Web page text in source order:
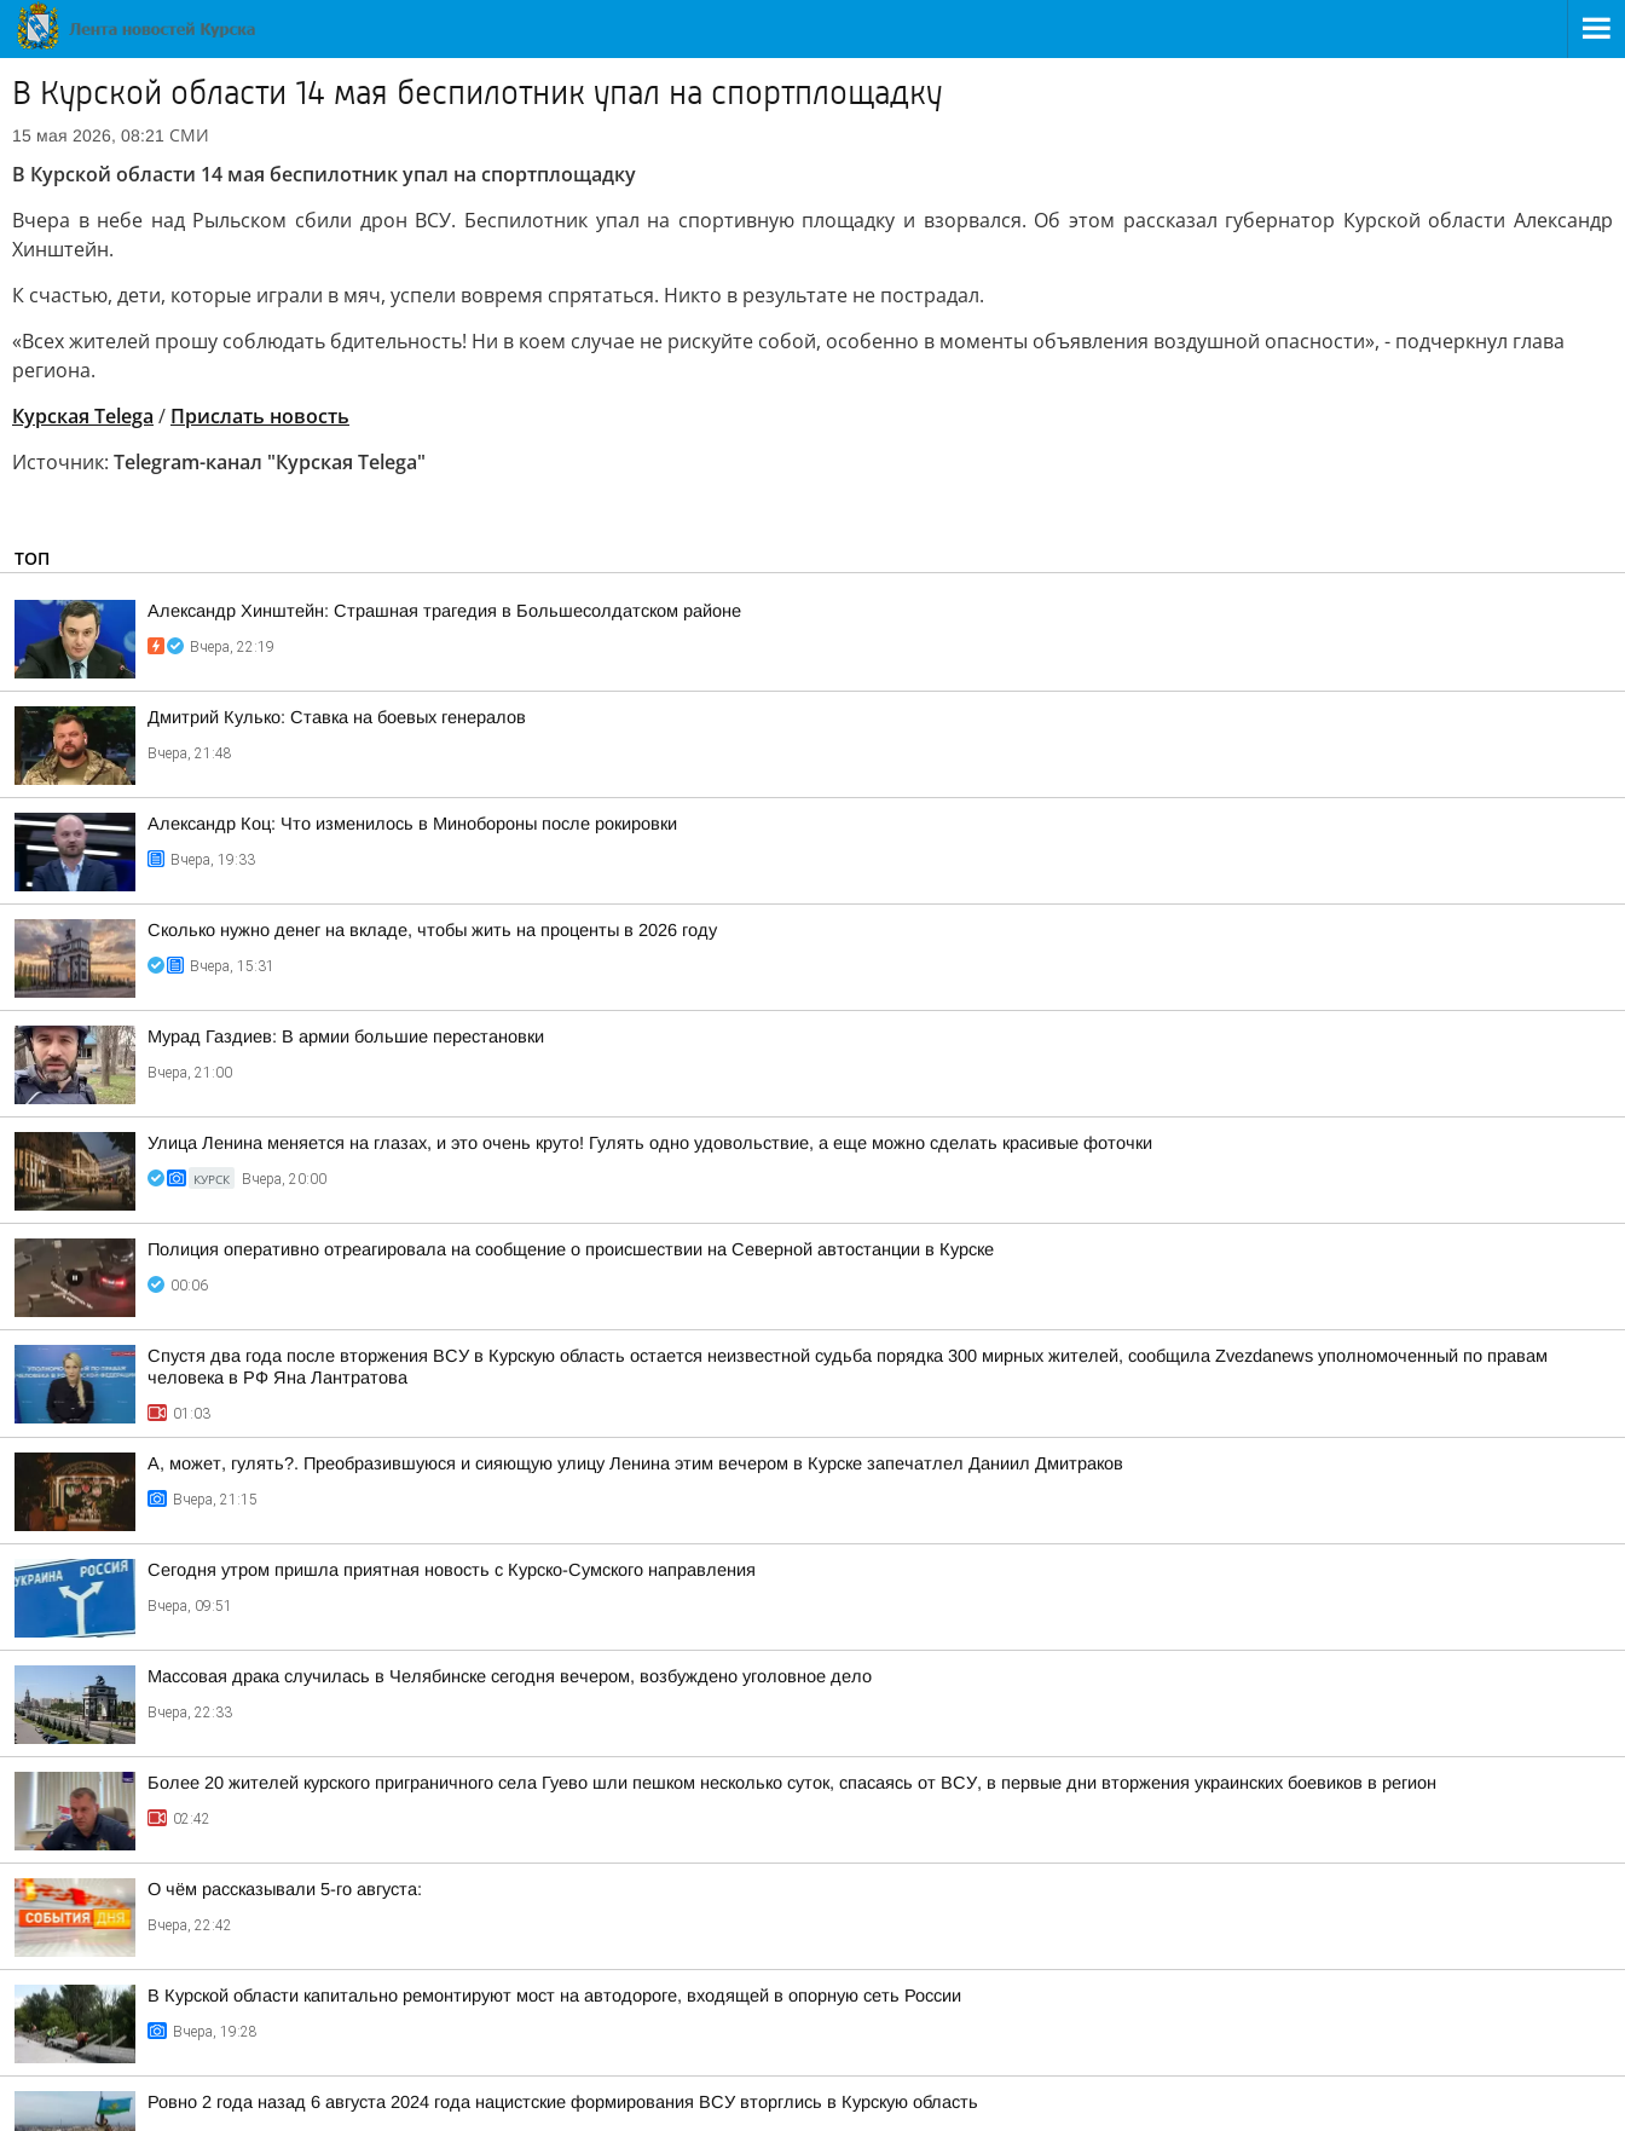
В Курской области 14 мая беспилотник упал на спортплощадку
15 мая 2026, 08:21 СМИ
В Курской области 14 мая беспилотник упал на спортплощадку
Вчера в небе над Рыльском сбили дрон ВСУ. Беспилотник упал на спортивную площадку и взорвался. Об этом рассказал губернатор Курской области Александр
Хинштейн.
К счастью, дети, которые играли в мяч, успели вовремя спрятаться. Никто в результате не пострадал.
«Всех жителей прошу соблюдать бдительность! Ни в коем случае не рискуйте собой, особенно в моменты объявления воздушной опасности», - подчеркнул глава
региона.
Курская Telega / Прислать новость
Источник: Telegram-канал "Курская Telega"
ТОП
Александр Хинштейн: Страшная трагедия в Большесолдатском районе
Вчера, 22:19
Дмитрий Кулько: Ставка на боевых генералов
Вчера, 21:48
Александр Коц: Что изменилось в Минобороны после рокировки
Вчера, 19:33
Сколько нужно денег на вкладе, чтобы жить на проценты в 2026 году
Вчера, 15:31
Мурад Газдиев: В армии большие перестановки
Вчера, 21:00
Улица Ленина меняется на глазах, и это очень круто! Гулять одно удовольствие, а еще можно сделать красивые фоточки
КУРСК Вчера, 20:00
Полиция оперативно отреагировала на сообщение о происшествии на Северной автостанции в Курске
00:06
Спустя два года после вторжения ВСУ в Курскую область остается неизвестной судьба порядка 300 мирных жителей, сообщила Zvezdanews уполномоченный по правам
человека в РФ Яна Лантратова
01:03
А, может, гулять?. Преобразившуюся и сияющую улицу Ленина этим вечером в Курске запечатлел Даниил Дмитраков
Вчера, 21:15
Сегодня утром пришла приятная новость с Курско-Сумского направления
Вчера, 09:51
Массовая драка случилась в Челябинске сегодня вечером, возбуждено уголовное дело
Вчера, 22:33
Более 20 жителей курского приграничного села Гуево шли пешком несколько суток, спасаясь от ВСУ, в первые дни вторжения украинских боевиков в регион
02:42
О чём рассказывали 5-го августа:
Вчера, 22:42
В Курской области капитально ремонтируют мост на автодороге, входящей в опорную сеть России
Вчера, 19:28
Ровно 2 года назад 6 августа 2024 года нацистские формирования ВСУ вторглись в Курскую область